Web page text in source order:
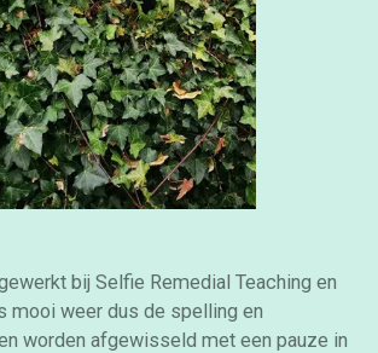
bij Selfie Remedial Teaching en
mooi weer dus de spelling en
worden afgewisseld met een pauze in